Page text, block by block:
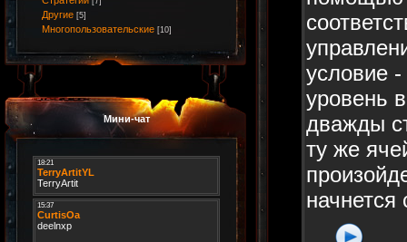
Другие [5]
Многопользовательские [10]
Мини-чат
условие
уровень
дважды
ту же
начнется